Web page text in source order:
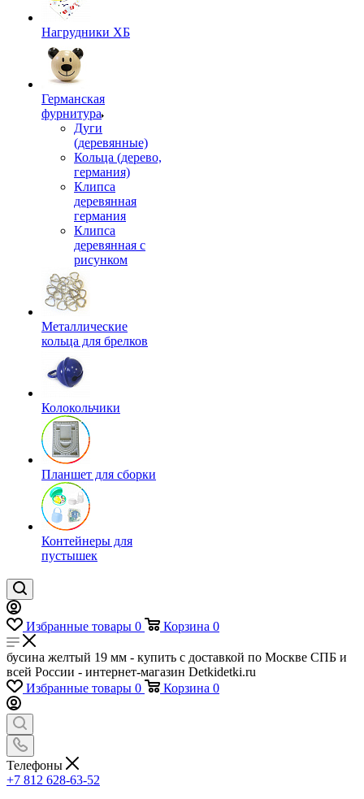
Нагрудники ХБ
Германская
фурнитура
Дуги
(деревянные)
Кольца (дерево,
германия)
Клипса
деревянная
германия
Клипса
деревянная с
рисунком
Металлические
кольца для брелков
Колокольчики
Планшет для сборки
Контейнеры для
пустышек
Избранные товары 0 Корзина 0
бусина желтый 19 мм - купить с доставкой по Москве СПБ и
всей России - интернет-магазин Detkidetki.ru
Избранные товары 0 Корзина 0
Телефоны
+7 812 628-63-52